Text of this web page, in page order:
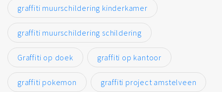
graffiti muurschildering kinderkamer
graffiti muurschildering schildering
Graffiti op doek graffiti op kantoor
graffiti pokemon graffiti project amstelveen